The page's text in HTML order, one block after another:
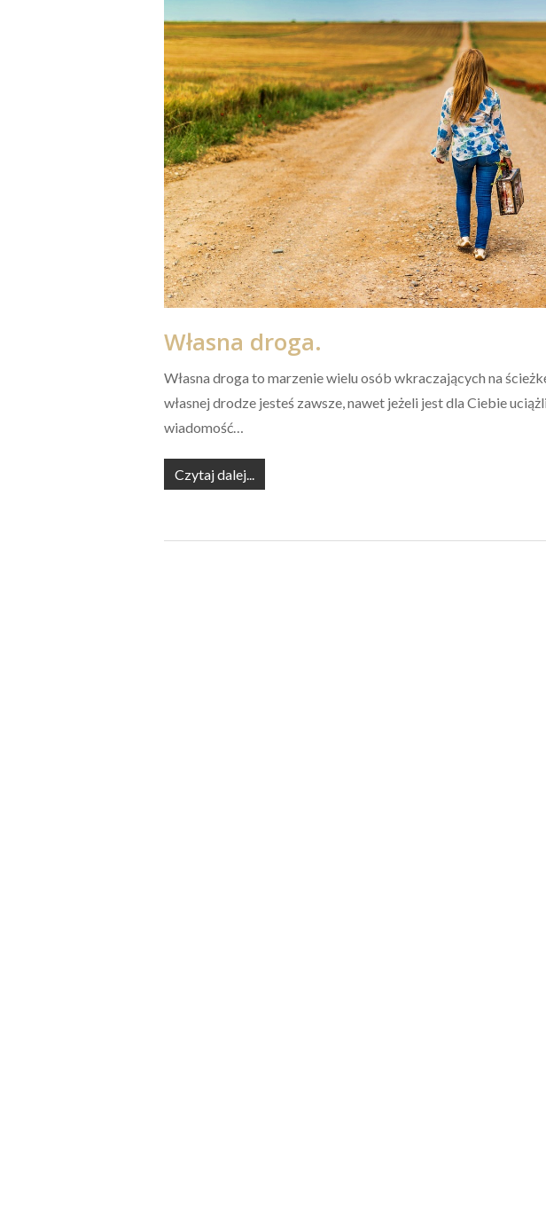
Własna droga.
Własna droga to marzenie wielu osób wkraczających na
własnej drodze jesteś zawsze, nawet jeżeli jest dla Ciebie
wiadomość…
Czytaj dalej...